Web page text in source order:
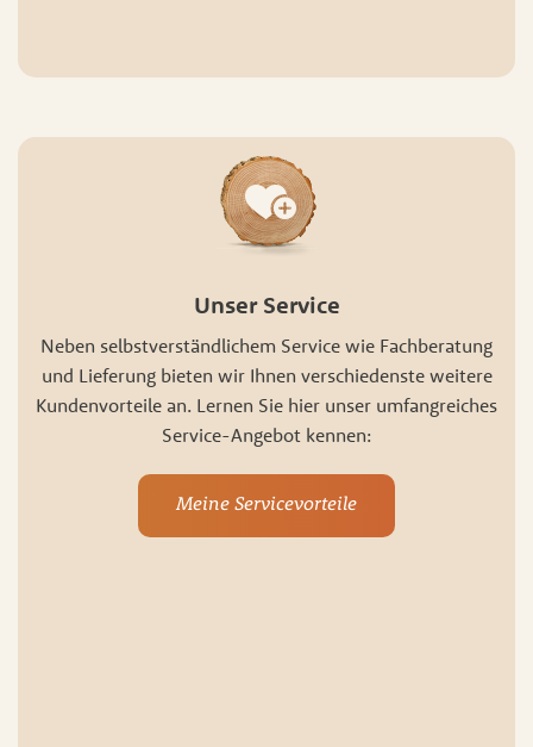
Unser Service
Neben selbstverständlichem Service wie Fachberatung
und Lieferung bieten wir Ihnen verschiedenste weitere
Kundenvorteile an. Lernen Sie hier unser umfangreiches
Service-Angebot kennen:
Meine Servicevorteile